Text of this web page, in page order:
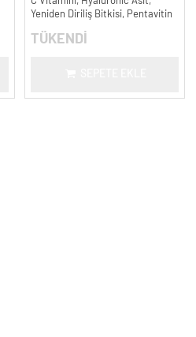
Yeniden Diriliş Bitkisi, Pentavitin
TÜKENDİ